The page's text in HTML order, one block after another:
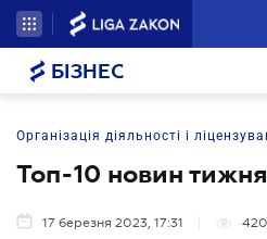
БІЗНЕС
Організація діяльності і
Топ-10 новин
17 березня 2023, 17:31 420